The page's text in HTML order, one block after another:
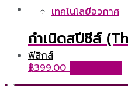
เทคโนโลยีอวกาศ
ฟิสิกส์
กำเนิดสปีชีส์
฿399.00